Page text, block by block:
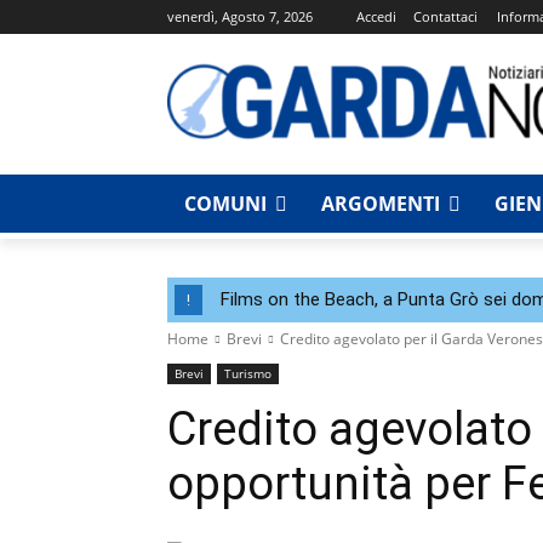
venerdì, Agosto 7, 2026 Accedi Contattaci
COMUNI ARGOMENTI
! Films on the Beach, a Punta Grò sei
Home Brevi Credito agevolato per il Garda
Brevi Turismo
Credito
opportunità per